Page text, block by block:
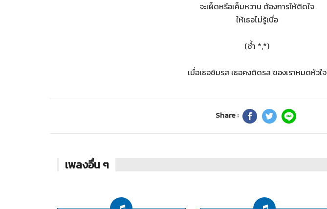
จะเผ็ดหรือเค็มหวาน ต้องการให้ติดใจ
ให้เธอไม่รู้เบื่อ
(ซ้ำ *,*)
เมื่อเธอชิมรส เธอคงติดรส ของเราหมดหัวใจ
Share :
เพลงอื่น ๆ